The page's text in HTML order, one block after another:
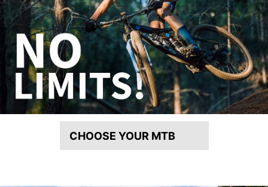
CHOOSE YOUR MTB